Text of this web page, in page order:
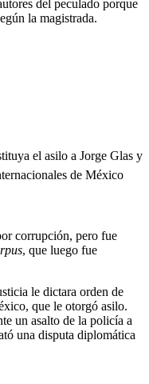
del peculado porque
la magistrada.
el asilo a Jorge Glas y
de México
corrupción, pero fue
, que luego fue
le dictara orden de
que le otorgó asilo.
un asalto de la policía a
una disputa diplomática